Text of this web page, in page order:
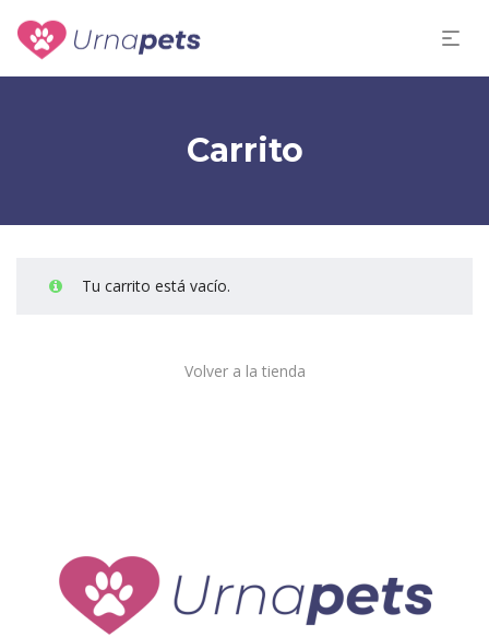
Carrito
Tu carrito está vacío.
Volver a la tienda